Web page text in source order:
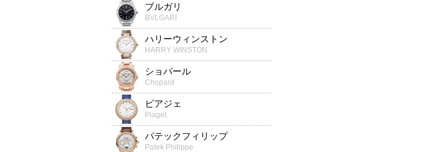
ブルガリ
BVLGARI
ハリーウィンストン
HARRY WINSTON
ショパール
Chopard
ピアジェ
Piaget
パテックフィリップ
Patek Philippe